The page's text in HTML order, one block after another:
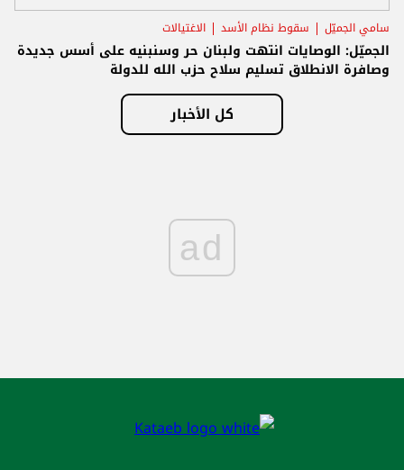
سامي الجميّل سقوط نظام الأسد الاغتيالات
الجميّل: الوصايات انتهت ولبنان حر وسنبنيه على أسس جديدة
وصافرة الانطلاق تسليم سلاح حزب الله للدولة
كل الأخبار
ad